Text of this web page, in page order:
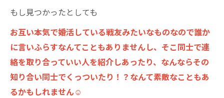
もし見つかったとしても
お互い本気で婚活している戦友みたいなものなので誰か
に言いふらすなんてこともありませんし、 そこ同士で連
絡を取り合っていい人を紹介しあったり、 なんならその
知り合い同士でくっついたり！？なんて素敵なこともあ
るかもしれません☺